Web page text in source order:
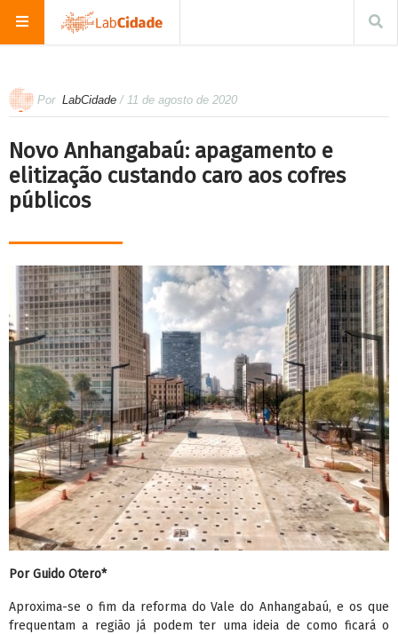
Por LabCidade / 11 de agosto de 2020
Novo Anhangabaú: apagamento e
elitização custando caro aos cofres
públicos
Por Guido Otero*
Aproxima-se o fim da reforma do Vale do Anhangabaú, e os que
frequentam a região já podem ter uma ideia de como ficará o